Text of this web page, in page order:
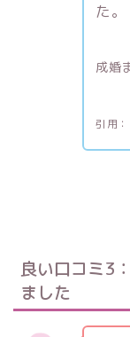
た。
成婚
引用
良い口コミ3
ました